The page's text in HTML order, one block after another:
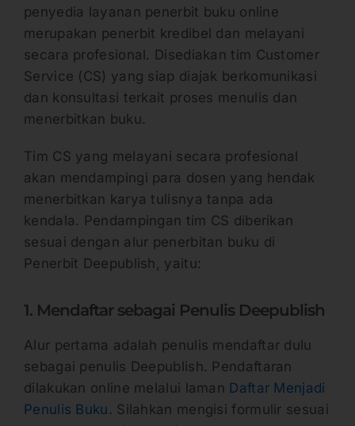
penyedia layanan penerbit buku online
merupakan penerbit kredibel dan melayani
secara profesional. Disediakan tim Customer
Service (CS) yang siap diajak berkomunikasi
dan konsultasi terkait proses menulis dan
menerbitkan buku.
Tim CS yang melayani secara profesional
akan mendampingi para dosen yang hendak
menerbitkan karya tulisnya tanpa ada
kendala. Pendampingan tim CS diberikan
sesuai dengan alur penerbitan buku di
Penerbit Deepublish, yaitu:
1. Mendaftar sebagai Penulis Deepublish
Alur pertama adalah penulis mendaftar dulu
sebagai penulis Deepublish. Pendaftaran
dilakukan online melalui laman Daftar Menjadi
Penulis Buku . Silahkan mengisi formulir sesuai